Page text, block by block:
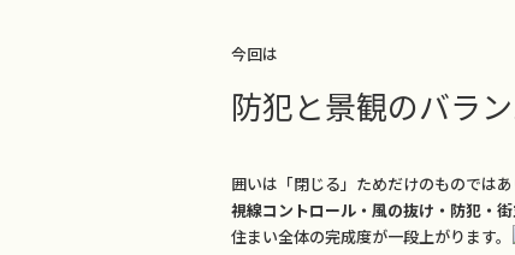
o
o
k
今回は
防犯と景観のバラ
囲いは「閉じる」ためだけのものではあ
視線コントロール・風の抜け・防犯・
住まい全体の完成度が一段上がります。